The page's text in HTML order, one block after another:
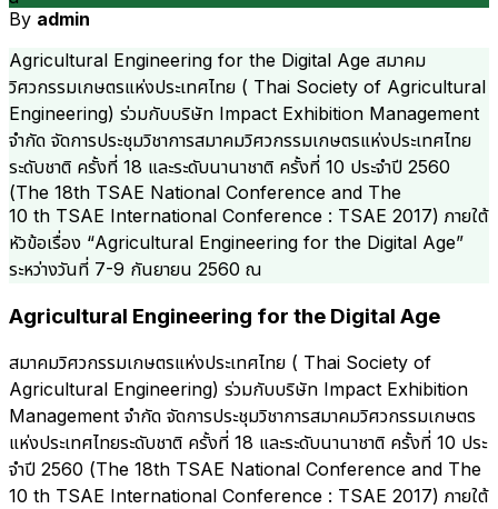
By admin
Agricultural Engineering for the Digital Age สมาคม
วิศวกรรมเกษตรแห่งประเทศไทย ( Thai Society of Agricultural
Engineering) ร่วมกับบริษัท Impact Exhibition Management
จํากัด จัดการประชุมวิชาการสมาคมวิศวกรรมเกษตรแห่งประเทศไทย
ระดับชาติ ครั้งที่ 18 และระดับนานาชาติ ครั้งที่ 10 ประจําปี 2560
(The 18th TSAE National Conference and The
10 th TSAE International Conference : TSAE 2017) ภายใต้
หัวข้อเรื่อง “Agricultural Engineering for the Digital Age”
ระหว่างวันที่ 7-9 กันยายน 2560 ณ
Agricultural Engineering for the Digital Age
สมาคมวิศวกรรมเกษตรแห่งประเทศไทย ( Thai Society of
Agricultural Engineering) ร่วมกับบริษัท Impact Exhibition
Management จํากัด จัดการประชุมวิชาการสมาคมวิศวกรรมเกษตร
แห่งประเทศไทยระดับชาติ ครั้งที่ 18 และระดับนานาชาติ ครั้งที่ 10 ประ
จําปี 2560 (The 18th TSAE National Conference and The
10 th TSAE International Conference : TSAE 2017) ภายใต้